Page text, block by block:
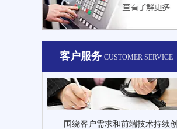
客户服务 CUSTOMER SERVICE
围绕客户需求和前端技术持续创